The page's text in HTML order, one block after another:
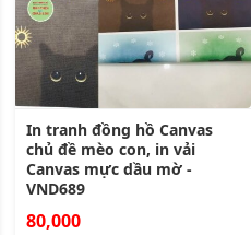
In tranh đồng hồ Canvas
chủ đề mèo con, in vải
Canvas mực dầu mờ -
VND689
80,000